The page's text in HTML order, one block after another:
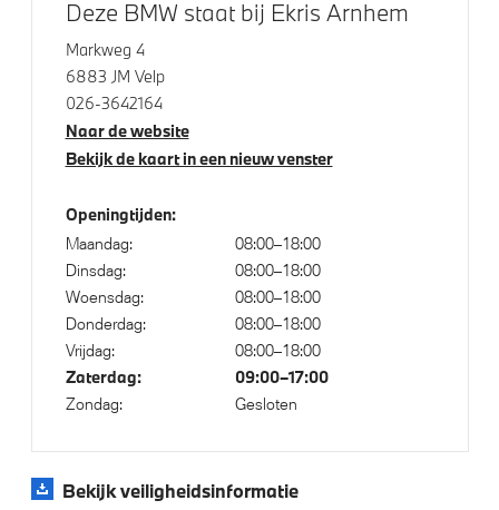
Park Distance Control voor/achter (PDC)
Achteruitrijcamera
Parking Assistant
Aandrijving en onderstel
Kilometertacho
M Adaptief onderstel
Steptronic transmissie met schakelpaddles aan het
stuurwiel
Veiligheid
Isofix bevestiging passagierstoel voor
Actieve Voetgangersbescherming
Deze BMW staat bij Ekris Arnhem
Markweg 4
6883 JM Velp
026-3642164
Naar de website
Bekijk de kaart in een nieuw venster
Openingtijden:
Maandag:
08:00–18:00
Dinsdag:
08:00–18:00
Woensdag:
08:00–18:00
Donderdag:
08:00–18:00
Vrijdag:
08:00–18:00
Zaterdag: 09:00–17:00
Zondag: Gesloten
Bekijk veiligheidsinformatie